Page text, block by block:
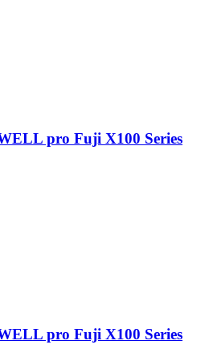
pro Fuji X100 Series
pro Fuji X100 Series